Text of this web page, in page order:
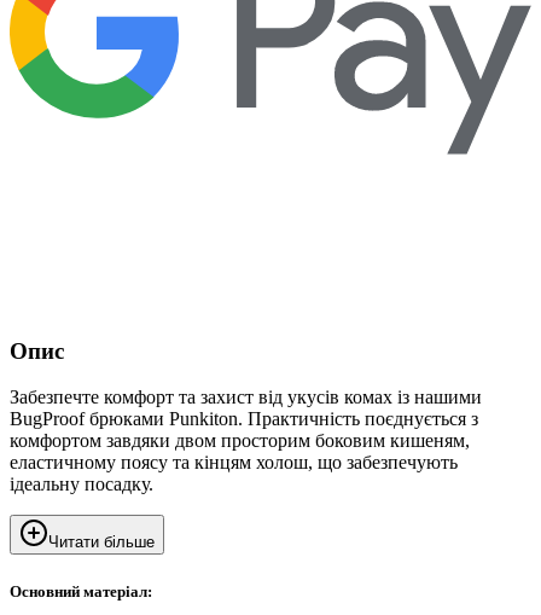
Опис
Забезпечте комфорт та захист від укусів комах із нашими
BugProof брюками Punkiton. Практичність поєднується з
комфортом завдяки двом просторим боковим кишеням,
еластичному поясу та кінцям холош, що забезпечують
ідеальну посадку.
Читати більше
Основний матеріал: